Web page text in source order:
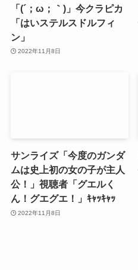
「(´；ω；｀)」今クラピカ
「はいステルスドルフィ
ン」
2022年11月8日
サンライズ「今度のガンダ
ムは史上初の女の子が主人
公！」視聴者「グエルく
ん！グエグエ！」ｷｬｯｷｬｯ
2022年11月8日